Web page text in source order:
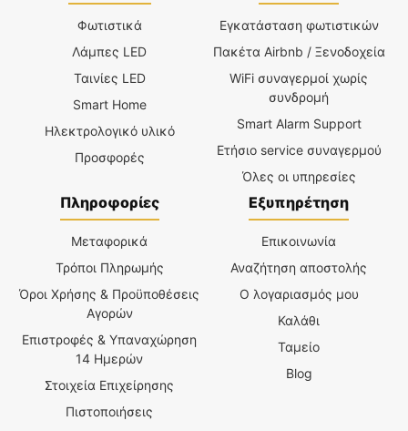
Φωτιστικά
Λάμπες LED
Ταινίες LED
Smart Home
Ηλεκτρολογικό υλικό
Προσφορές
Εγκατάσταση φωτιστικών
Πακέτα Airbnb / Ξενοδοχεία
WiFi συναγερμοί χωρίς
συνδρομή
Smart Alarm Support
Ετήσιο service συναγερμού
Όλες οι υπηρεσίες
Πληροφορίες
Μεταφορικά
Τρόποι Πληρωμής
Όροι Χρήσης & Προϋποθέσεις
Αγορών
Επιστροφές & Υπαναχώρηση
14 Ημερών
Στοιχεία Επιχείρησης
Πιστοποιήσεις
Εξυπηρέτηση
Επικοινωνία
Αναζήτηση αποστολής
Ο λογαριασμός μου
Καλάθι
Ταμείο
Blog